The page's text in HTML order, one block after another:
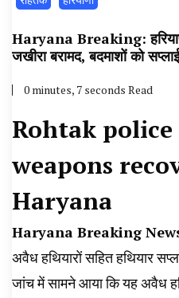
Taaja Khabar,
Weather
Haryana Police
News, Student
News, AHN
Haryana Breaking: हरियाणा
जखीरा बरामद, बदमाशों को
0 minutes, 7 seconds Read
Rohtak
weapons
Haryana
Haryana Breaking
अवैध हथियारों सहित हथियार
जांच में सामने आया कि यह अवैध